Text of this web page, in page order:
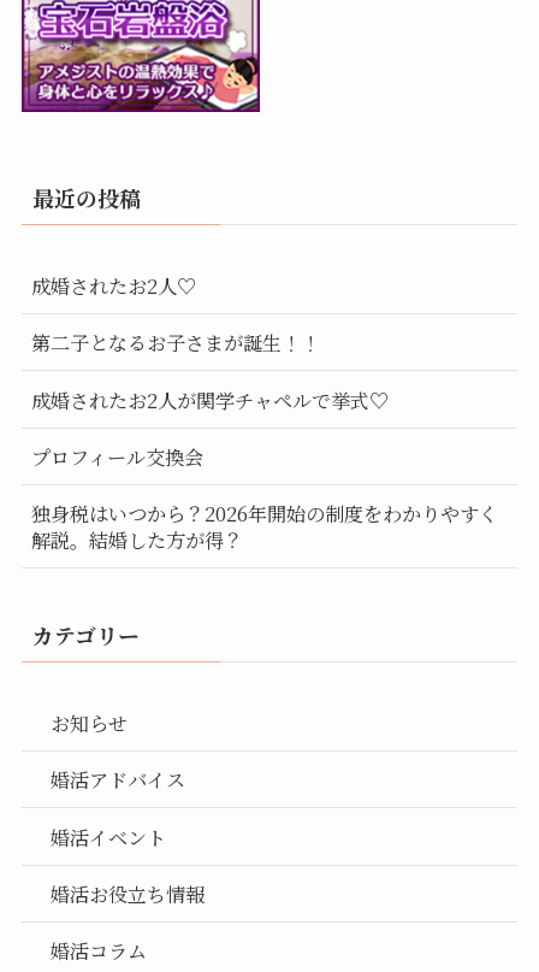
最近の投稿
成婚されたお2人♡
第二子となるお子さまが誕生！！
成婚されたお2人が関学チャペルで挙式♡
プロフィール交換会
独身税はいつから？2026年開始の制度をわかりやすく
解説。結婚した方が得？
カテゴリー
お知らせ
婚活アドバイス
婚活イベント
婚活お役立ち情報
婚活コラム